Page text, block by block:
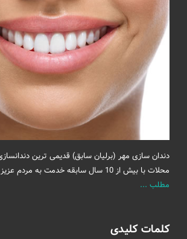
دندان سازی مهر (برلیان سابق) قدیمی ترین
محلات با بیش از 10 سال سابقه خدمت به مردم عزیز ایران است.
مطلب ...
کلمات کلیدی